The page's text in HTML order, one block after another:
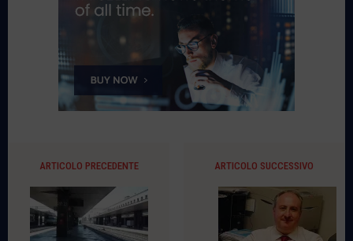
ARTICOLO PRECEDENTE ARTICOLO SUCCESSIVO